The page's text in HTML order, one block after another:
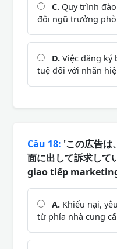
C. Quy trình
đội ngũ trưởng
D. Việc đăng ký
tuệ đối với nhãn
Câu 18: 'この広告は
面に出して訴求し
giao tiếp
A. Khiếu nại,
từ phía nhà cung